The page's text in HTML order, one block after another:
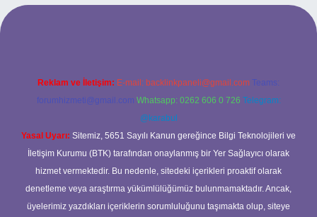
Reklam ve İletişim: E-mail: backlinkpaneli@gmail.com Teams:
forumhizmeti@gmail.com Whatsapp: 0262 606 0 726 Telegram:
@karabul
Yasal Uyarı: Sitemiz, 5651 Sayılı Kanun gereğince Bilgi Teknolojileri ve
İletişim Kurumu (BTK) tarafından onaylanmış bir Yer Sağlayıcı olarak
hizmet vermektedir. Bu nedenle, sitedeki içerikleri proaktif olarak
denetleme veya araştırma yükümlülüğümüz bulunmamaktadır. Ancak,
üyelerimiz yazdıkları içeriklerin sorumluluğunu taşımakta olup, siteye